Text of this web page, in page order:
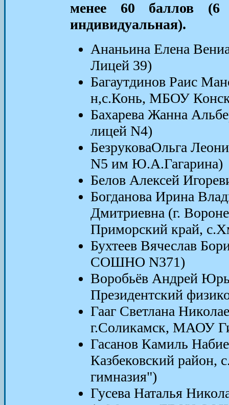
менее 60 баллов (6
индивидуальная).
Ананьина Елена
Лицей 39)
Багаутдинов Раис
н,с.Конь, МБОУ
Бахарева Жанна
лицей N4)
БезруковаОльга
N5 им Ю.А.Гагарина)
Белов Алексей
Богданова Ирина
Дмитриевна (г.
Приморский край,
Бухтеев Вячеслав
СОШНО N371)
Воробьёв Андрей
Президентский
Гааг Светлана
г.Соликамск, МАОУ
Гасанов Камиль
Казбековский
гимназия")
Гусева Наталья